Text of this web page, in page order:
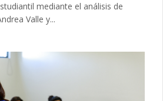
mediante el análisis de
Valle y...